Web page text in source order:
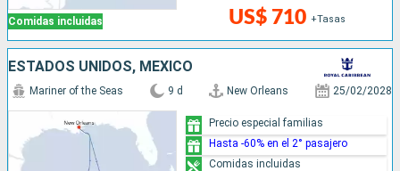
Comidas incluidas US$ 710 +Tasas
ESTADOS UNIDOS, MÉXICO
Mariner of the Seas 9 d New Orleans 25/02/2028
Precio especial familias
Hasta -60% en el 2° pasajero
Comidas incluidas